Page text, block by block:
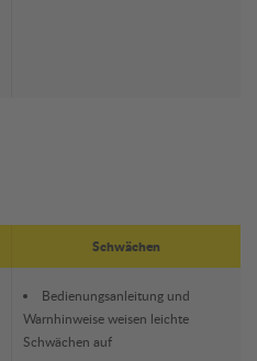
Schwächen
Bedienungsanleitung und
Warnhinweise weisen leichte
Schwächen auf